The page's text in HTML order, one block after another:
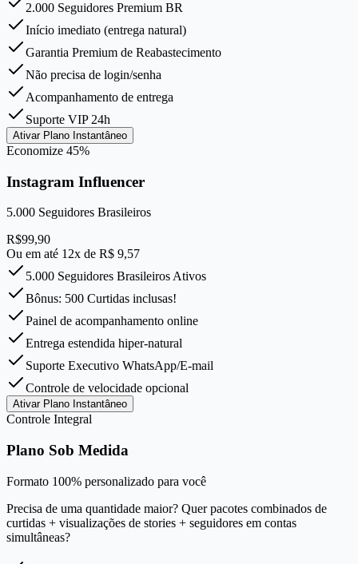
2.000 Seguidores Premium BR
Início imediato (entrega natural)
Garantia Premium de Reabastecimento
Não precisa de login/senha
Acompanhamento de entrega
Suporte VIP 24h
Ativar Plano Instantâneo
Economize 45%
Instagram Influencer
5.000 Seguidores Brasileiros
R$99,90
Ou em até 12x de R$ 9,57
5.000 Seguidores Brasileiros Ativos
Bônus: 500 Curtidas inclusas!
Painel de acompanhamento online
Entrega estendida hiper-natural
Suporte Executivo WhatsApp/E-mail
Controle de velocidade opcional
Ativar Plano Instantâneo
Controle Integral
Plano Sob Medida
Formato 100% personalizado para você
Precisa de uma quantidade maior? Quer pacotes combinados de
curtidas + visualizações de stories + seguidores em contas
simultâneas?